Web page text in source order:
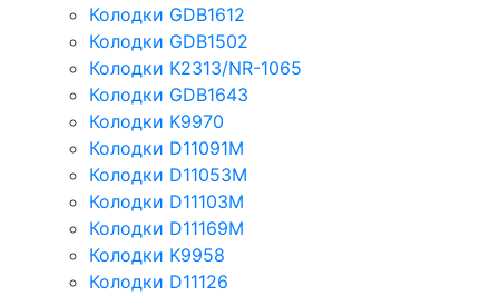
Колодки GDB1612
Колодки GDB1502
Колодки K2313/NR-1065
Колодки GDB1643
Колодки K9970
Колодки D11091M
Колодки D11053M
Колодки D11103M
Колодки D11169M
Колодки K9958
Колодки D11126